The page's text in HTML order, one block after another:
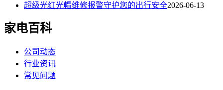
超级光红光帽维修报警守护您的出行安全2026-06-13
家电百科
公司动态
行业资讯
常见问题